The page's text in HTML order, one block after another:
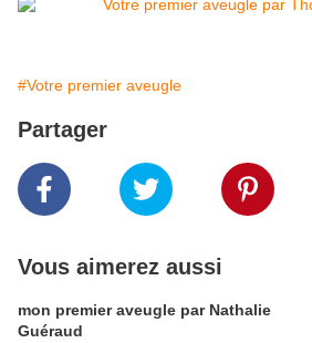
#Votre premier aveugle
Partager
Vous aimerez aussi
mon premier aveugle par Nathalie
Guéraud